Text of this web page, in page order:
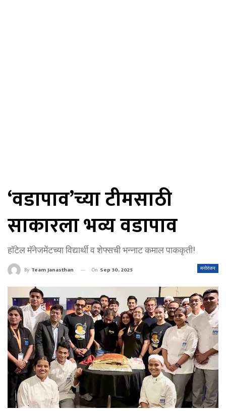
‘वडापाव’च्या टीमसाठी
साकारला भव्य वडापाव
हॉटेल मॅनेजमेंटच्या विद्यार्थी व शेफ्सची भन्नाट कमाल पाककृती!
मनोरंजन
By Team Janasthan On Sep 30, 2025